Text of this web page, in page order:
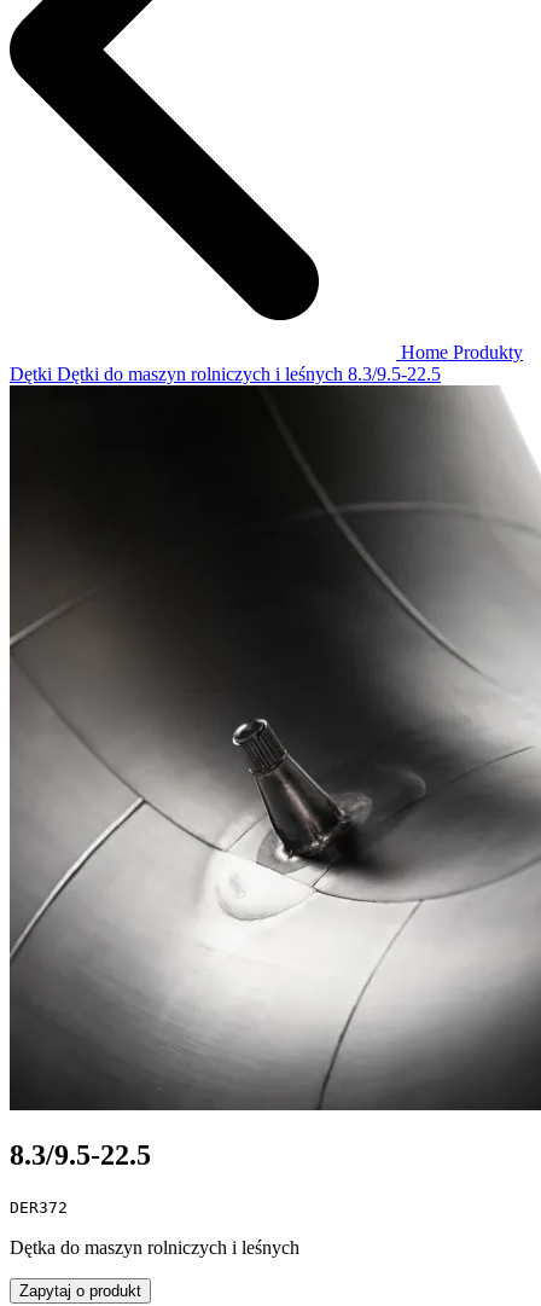
Home Produkty
Dętki Dętki do maszyn rolniczych i leśnych 8.3/9.5-22.5
8.3/9.5-22.5
DER372
Dętka do maszyn rolniczych i leśnych
Zapytaj o produkt